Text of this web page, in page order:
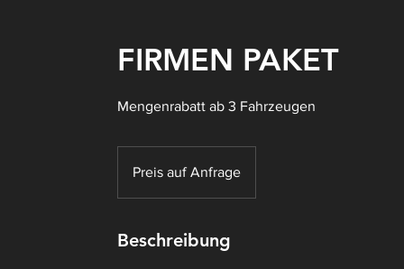
FIRMEN PAKET
Mengenrabatt ab 3 Fahrzeugen
Anfrage
Preis auf Anfrage
Beschreibung